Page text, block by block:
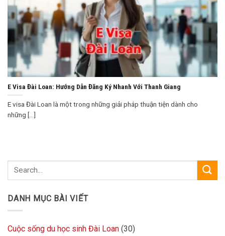
E Visa Đài Loan: Hướng Dẫn Đăng Ký Nhanh Với Thanh Giang
E visa Đài Loan là một trong những giải pháp thuận tiện dành cho
những [...]
DANH MỤC BÀI VIẾT
Cuộc sống du học sinh Đài Loan (30)